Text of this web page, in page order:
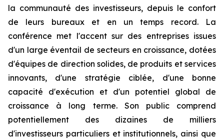
la communauté des investisseurs, depuis le confort
de leurs bureaux et en un temps record. La
conférence met l'accent sur des entreprises issues
d'un large éventail de secteurs en croissance, dotées
d'équipes de direction solides, de produits et services
innovants, d'une stratégie ciblée, d'une bonne
capacité d'exécution et d'un potentiel global de
croissance à long terme. Son public comprend
potentiellement des dizaines de milliers
d'investisseurs particuliers et institutionnels, ainsi que